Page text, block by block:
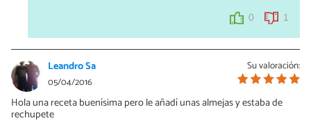
0 1
Su valoración:
Leandro Sa
05/04/2016
Hola una receta buenísima pero le añadí unas almejas y estaba de
rechupete